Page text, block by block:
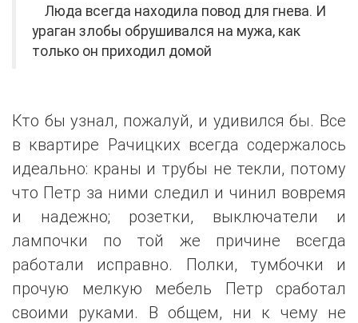
Люда всегда находила повод для гнева. И
ураган злобы обрушивался на мужа, как
только он приходил домой
Кто бы узнал, пожалуй, и удивился бы. Все
в квартире Рачицких всегда содержалось
идеально: краны и трубы не текли, потому
что Петр за ними следил и чинил вовремя
и надежно; розетки, выключатели и
лампочки по той же причине всегда
работали исправно. Полки, тумбочки и
прочую мелкую мебель Петр сработал
своими руками. В общем, ни к чему не